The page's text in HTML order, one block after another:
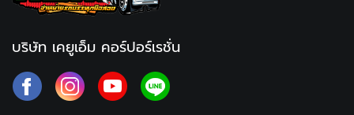
บริษัท เคยูเอ็ม คอร์ปอร์เรชั่น